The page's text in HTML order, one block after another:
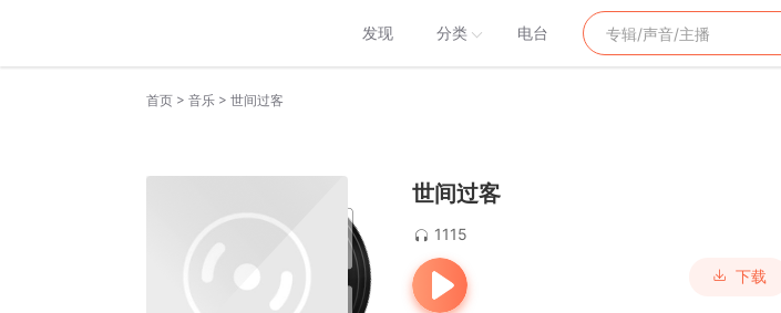
发现 分类 电台
首页 > 音乐 > 世间过客
世间过客
1115
下载